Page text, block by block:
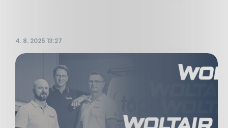
4. 8. 2025 13:27